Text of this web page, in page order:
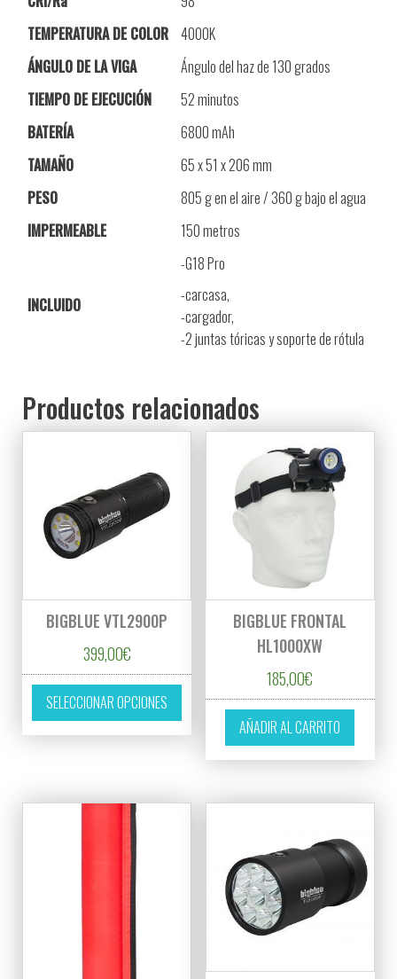
TEMPERATURA DE COLOR 4000K
ÁNGULO DE LA VIGA
Ángulo del haz de 130 grados
TIEMPO DE EJECUCIÓN
52 minutos
BATERÍA
6800 mAh
TAMAÑO
65 x 51 x 206 mm
PESO
805 g en el aire / 360 g bajo el agua
IMPERMEABLE
150 metros
INCLUIDO
-G18 Pro
-carcasa,
-cargador,
-2 juntas tóricas ysoporte de rótula
Productos relacionados
BIGBLUE VTL2900P
399,00€
SELECCIONAR OPCIONES
Este producto tiene múltiples variantes.
BIGBLUE FRONTAL
HL1000XW
185,00€
AÑADIR AL CARRITO